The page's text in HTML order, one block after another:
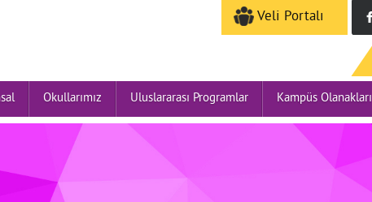
Veli Portalı
Okullarımız Uluslararası Programlar Kampüs Olanakları